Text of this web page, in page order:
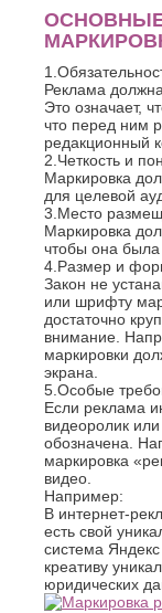
Й
Йошкар-
Ола
К
Казань
Калининград
Калуга
Каменск-
Уральский
Камышин
Каспийск
Кемерово
Керчь
Киров
Кисловодск
Ковров
Коломна
Копейск
Кострома
Красногорск
Краснодар
Курган
Курск
Л
Липецк
Смоленск
Сочи
Старый
Оскол
Стерлитамак
Судак
Сургут
Сызрань
Сыктывкар
Т
Таганрог
Тамбов
Тверь
Тольятти
Тула
Тюмень
У
Ульяновск
Уфа
Ф
Феодосия
Х
Хасавюрт
1.
Реклама
Это означает,
что перед ним
редакционный
2. Четкость и
Маркировка
для целевой
3. Место
Маркировка
чтобы она была
4. Размер и
Закон не
или шрифту
достаточно
внимание.
маркировки
экрана.
5. Особые
Если реклама
видеоролик
обозначена.
маркировка
видео.
Например:
В интернет-
есть свой
система
креативу
юридических